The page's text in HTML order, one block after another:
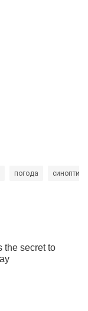
погода синоптик